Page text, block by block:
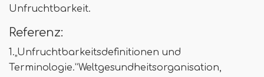
Unfruchtbarkeit.
Referenz:
1.„Unfruchtbarkeitsdefinitionen und
Terminologie.”Weltgesundheitsorganisation,